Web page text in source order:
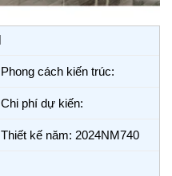
Phong cách kiến trúc:
Chi phí dự kiến:
Thiết kế năm: 2024NM740